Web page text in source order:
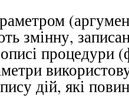
змінну,
процедури
дій, які